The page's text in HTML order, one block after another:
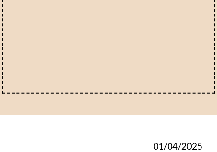
01/04/2025